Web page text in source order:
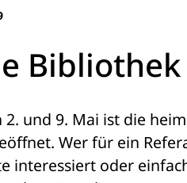
Bibliothek
und 9. Mai ist die
Wer für ein
interessiert oder